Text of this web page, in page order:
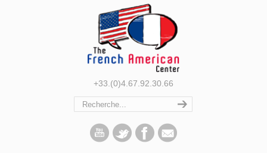
+33.(0)4.67.92.30.66